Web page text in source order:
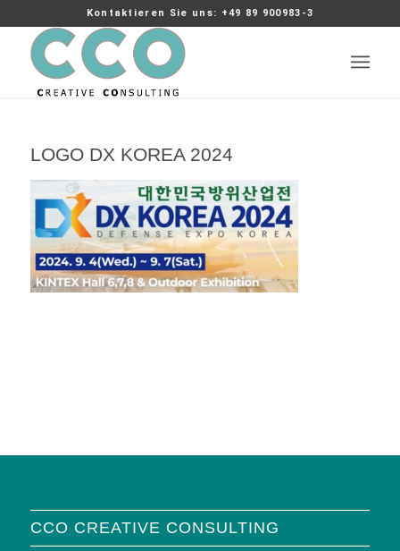
Kontaktieren Sie uns: +49 89 900983-3
LOGO DX KOREA 2024
CCO CREATIVE CONSULTING